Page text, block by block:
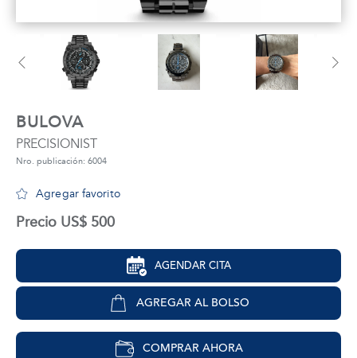
BULOVA
PRECISIONIST
Nro. publicación: 6004
Agregar favorito
Precio US$ 500
AGENDAR CITA
AGREGAR AL BOLSO
COMPRAR AHORA